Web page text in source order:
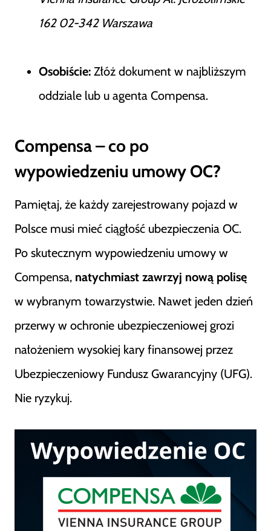
162 02-342 Warszawa
Osobiście: Złóż dokument w najbliższym
oddziale lub u agenta Compensa.
Compensa – co po
wypowiedzeniu umowy OC?
Pamiętaj, że każdy zarejestrowany pojazd w
Polsce musi mieć ciągłość ubezpieczenia OC.
Po skutecznym wypowiedzeniu umowy w
Compensa, natychmiast zawrzyj nową polisę
w wybranym towarzystwie. Nawet jeden dzień
przerwy w ochronie ubezpieczeniowej grozi
nałożeniem wysokiej kary finansowej przez
Ubezpieczeniowy Fundusz Gwarancyjny (UFG).
Nie ryzykuj.